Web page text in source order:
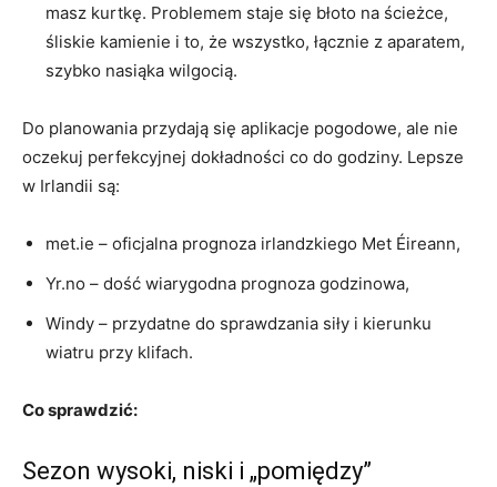
masz kurtkę. Problemem staje się błoto na ścieżce,
śliskie kamienie i to, że wszystko, łącznie z aparatem,
szybko nasiąka wilgocią.
Do planowania przydają się aplikacje pogodowe, ale nie
oczekuj perfekcyjnej dokładności co do godziny. Lepsze
w Irlandii są:
met.ie – oficjalna prognoza irlandzkiego Met Éireann,
Yr.no – dość wiarygodna prognoza godzinowa,
Windy – przydatne do sprawdzania siły i kierunku
wiatru przy klifach.
Co sprawdzić:
Sezon wysoki, niski i „pomiędzy”